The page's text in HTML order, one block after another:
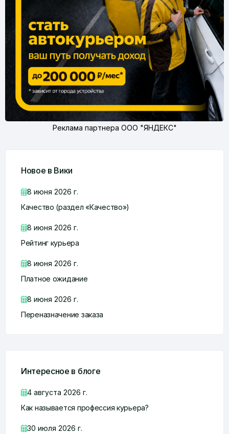
Реклама партнера ООО "ЯНДЕКС"
Новое в Вики
8 июня 2026 г.
Качество (раздел «Качество»)
8 июня 2026 г.
Рейтинг курьера
8 июня 2026 г.
Платное ожидание
8 июня 2026 г.
Переназначение заказа
Интересное в блоге
4 августа 2026 г.
Как называется профессия курьера?
30 июля 2026 г.